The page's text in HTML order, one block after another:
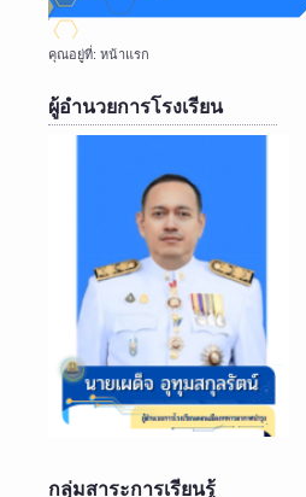
คุณอยู่ที่: หน้าแรก
ผู้อำนวยการโรงเรียน
กลุ่มสาระการเรียนรู้